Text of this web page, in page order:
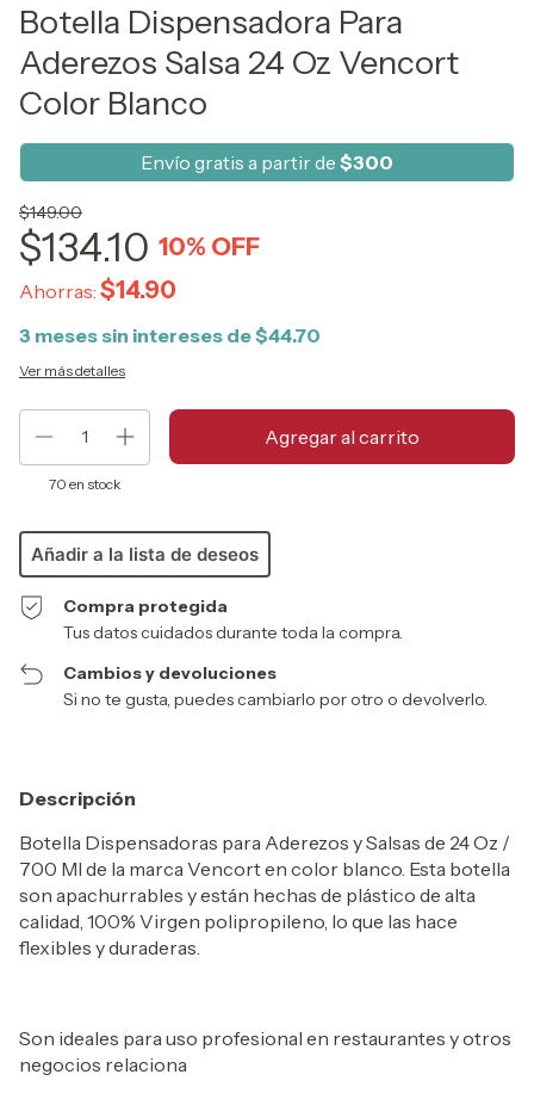
Botella Dispensadora Para
Aderezos Salsa 24 Oz Vencort
Color Blanco
Envío gratis a partir de $300
$149.00
$134.10 10% OFF
Ahorras: $14.90
3 meses sin intereses de$44.70
Ver más detalles
Añadir a la lista de deseos
70 en stock
Compra protegida
Tus datos cuidados durante toda la compra.
Cambios y devoluciones
Si no te gusta, puedes cambiarlo por otro o devolverlo.
Descripción
Botella Dispensadoras para Aderezos y Salsas de 24 Oz /
700 Ml de la marca Vencort en color blanco. Esta botella
son apachurrables y están hechas de plástico de alta
calidad, 100% Virgen polipropileno, lo que las hace
flexibles y duraderas.
Son ideales para uso profesional en restaurantes y otros
negocios relaciona